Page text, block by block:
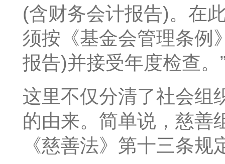
(含财务会计报告)。在
须按《基金会管理条例
报告)并接受年度检查。
这里不仅分清了社会组
的由来。简单说，慈善
《慈善法》第十三条规